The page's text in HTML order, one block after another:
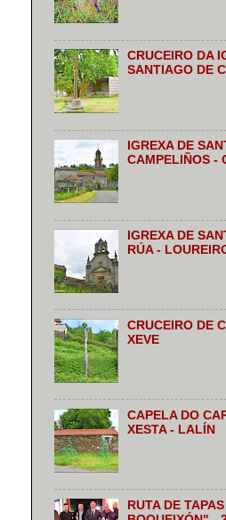
CRUCEIRO DA
SANTIAGO DE
IGREXA DE
CAMPELIÑOS -
IGREXA DE
RÚA -
CRUCEIRO DE
XEVE
CAPELA DO
XESTA - LALÍN
RUTA DE